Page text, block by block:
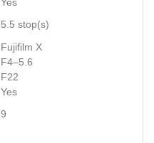
5.5 stop(s)
Fujifilm X
F4–5.6
F22
Yes
9